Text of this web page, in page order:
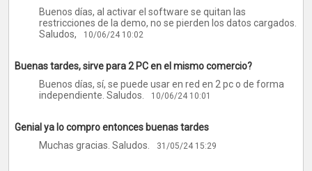
Buenos días, al activar el software se quitan las
restricciones de la demo, no se pierden los datos cargados.
Saludos,
10/06/24 10:02
Buenas tardes, sirve para 2 PC en el mismo comercio?
Buenos días, sí, se puede usar en red en 2 pc o de forma
independiente. Saludos.
10/06/24 10:01
Genial ya lo compro entonces buenas tardes
Muchas gracias. Saludos.
31/05/24 15:29